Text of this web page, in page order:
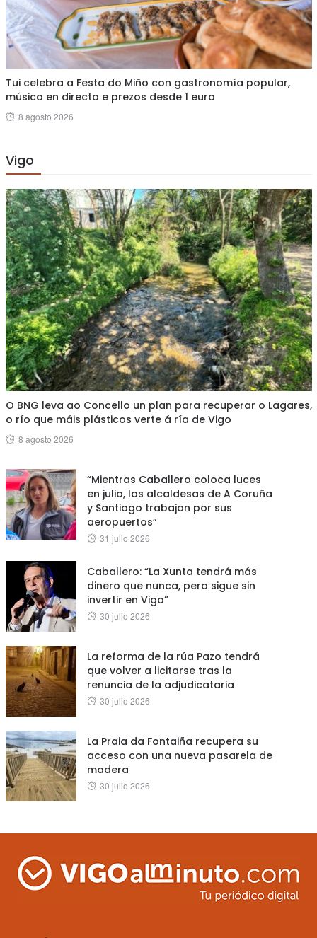
Tui celebra a Festa do Miño con gastronomía popular,
música en directo e prezos desde 1 euro
Posted
8 agosto 2026
Vigo
O BNG leva ao Concello un plan para recuperar o Lagares,
o río que máis plásticos verte á ría de Vigo
Posted
8 agosto 2026
“Mientras Caballero coloca luces
en julio, las alcaldesas de A Coruña
y Santiago trabajan por sus
aeropuertos”
Posted
31 julio 2026
Caballero: “La Xunta tendrá más
dinero que nunca, pero sigue sin
invertir en Vigo”
Posted
30 julio 2026
La reforma de la rúa Pazo tendrá
que volver a licitarse tras la
renuncia de la adjudicataria
Posted
30 julio 2026
La Praia da Fontaiña recupera su
acceso con una nueva pasarela de
madera
Posted
30 julio 2026